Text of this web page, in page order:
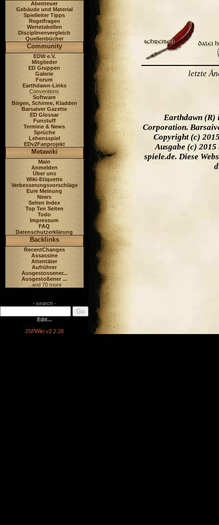
Abenteuer
Gebäude und Material
Spielleiter Tipps
Regelfragen
Wertetabellen
Disziplinenvergleich
Quellenbücher
Community
EDW e.V.
Mitglieder
ED Gruppen
Galerie
Forum
Earthdawn-Links
Conventions
Software
Bögen, Schirme, Kladden
Barsaiver Gazette
ED Glossar
Funstuff
Termine & News
Sprüche
Lehensspiel
EDv2Fanprojekt
Metawiki
Main
Anmelden
Über uns
Wiki-Etiquette
Verbesserungsvorschläge
Eure Meinung
News
Seiten Index
Top Ten Seiten
Todo
Impressum
FAQ
Datenschutzerklärung
Backlinks
RecentChanges
Assassine
Attentäter
Aufrührer
Ausgestossener...
Ausgestoßener ...
...and 70 more
- search -
Edit...
JSPWiki v2.2.28
letzte
Earthdawn (R)
Corporation.
Copyright (c)
Ausgabe (c) 2015
spiele.de. Diese